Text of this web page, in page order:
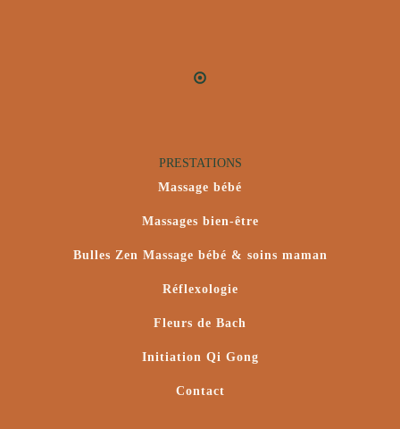
PRESTATIONS
Massage bébé
Massages bien-être
Bulles Zen Massage bébé & soins maman
Réflexologie
Fleurs de Bach
Initiation Qi Gong
Contact